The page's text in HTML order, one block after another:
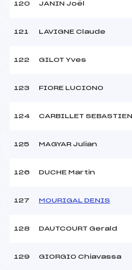
120 JANIN Joël
121 LAVIGNE Claude
122 GILOT Yves
123 FIORE LUCIONO
124 CARBILLET SEBASTIEN
125 MAGYAR Julian
126 DUCHE Martin
127 MOURIGAL DENIS
128 DAUTCOURT Gerald
129 GIORGIO Chiavassa